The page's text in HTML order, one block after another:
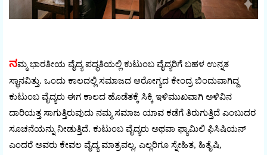
ನಮ್ಮ ಭಾರತೀಯ ವೈದ್ಯ ಪದ್ಧತಿಯಲ್ಲಿ ಕುಟುಂಬ ವೈದ್ಯರಿಗೆ ಬಹಳ ಉನ್ನತ
ಸ್ಥಾನವಿತ್ತು. ಒಂದು ಕಾಲದಲ್ಲಿ ಸಮಾಜದ ಆರೋಗ್ಯದ ಕೇಂದ್ರ ಬಿಂದುವಾಗಿದ್ದ
ಕುಟುಂಬ ವೈದ್ಯರು ಈಗ ಕಾಲದ ಹೊಡೆತಕ್ಕೆ ಸಿಕ್ಕಿ ಇಳಿಮುಖವಾಗಿ ಅಳಿವಿನ
ದಾರಿಯತ್ತ ಸಾಗುತ್ತಿರುವುದು ನಮ್ಮ ಸಮಾಜ ಯಾವ ಕಡೆಗೆ ತಿರುಗುತ್ತಿದೆ ಎಂಬುದರ
ಸೂಚನೆಯನ್ನು ನೀಡುತ್ತಿದೆ. ಕುಟುಂಬ ವೈದ್ಯರು ಅಥವಾ ಫ್ಯಾಮಿಲಿ ಫಿಸಿಷಿಯನ್
ಎಂದರೆ ಅವರು ಕೇವಲ ವೈದ್ಯ ಮಾತ್ರವಲ್ಲ, ಎಲ್ಲರಿಗೂ ಸ್ನೇಹಿತ, ಹಿತೈಷಿ,